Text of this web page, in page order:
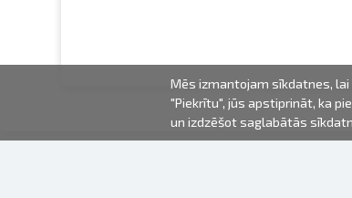
Mēs izmantojam sīkdatnes,
"Piekrītu", jūs apstiprināt, ka
un izdzēšot saglabātās